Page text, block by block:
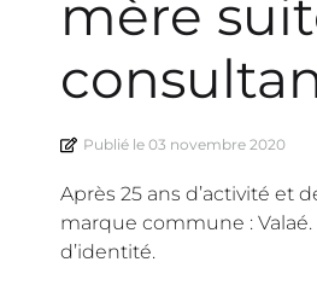
mère
Publié le 03 novembre 2020
Après 25 ans d’activité et
marque commune :
d’identité.